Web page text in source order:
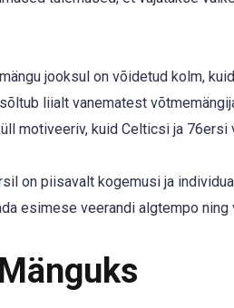
jooksul on võidetud kolm,
liialt vanematest
motiveeriv, kuid Celticsi ja 76ersi
on piisavalt kogemusi ja
esimese veerandi algtempo ning